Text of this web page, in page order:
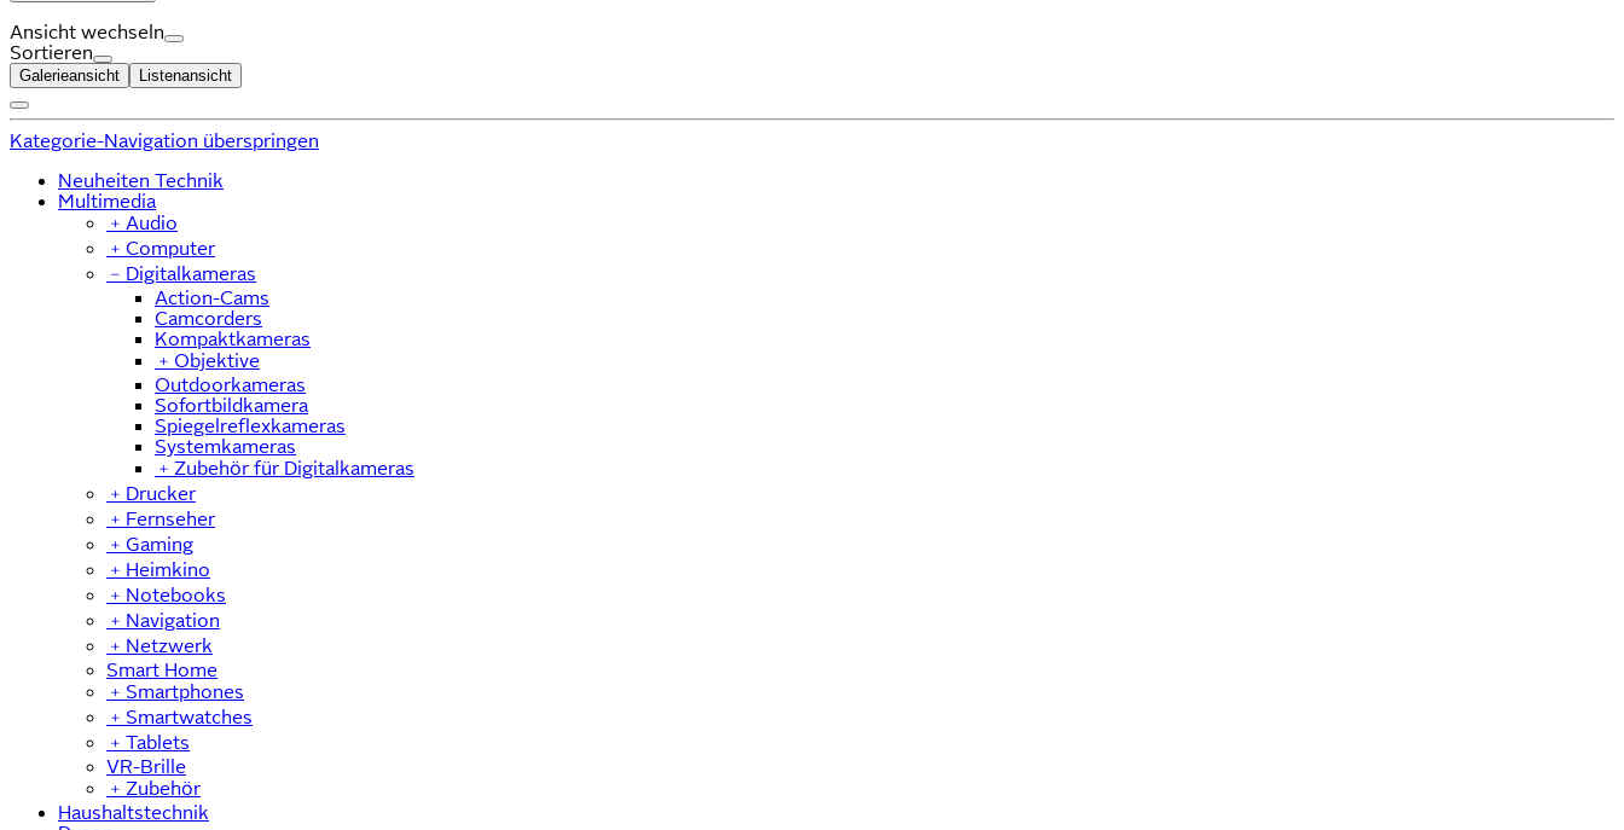
Ansicht wechseln
Sortieren
Galerieansicht Listenansicht
Kategorie-Navigation überspringen
Neuheiten Technik
Multimedia
﹢ Audio
﹢ Computer
﹣ Digitalkameras
Action-Cams
Camcorders
Kompaktkameras
﹢ Objektive
Outdoorkameras
Sofortbildkamera
Spiegelreflexkameras
Systemkameras
﹢ Zubehör für Digitalkameras
﹢ Drucker
﹢ Fernseher
﹢ Gaming
﹢ Heimkino
﹢ Notebooks
﹢ Navigation
﹢ Netzwerk
Smart Home
﹢ Smartphones
﹢ Smartwatches
﹢ Tablets
VR-Brille
﹢ Zubehör
Haushaltstechnik